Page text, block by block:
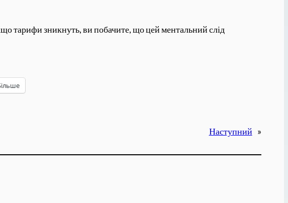
тарифи зникнуть, ви побачите, що цей ментальний слід
Наступний »